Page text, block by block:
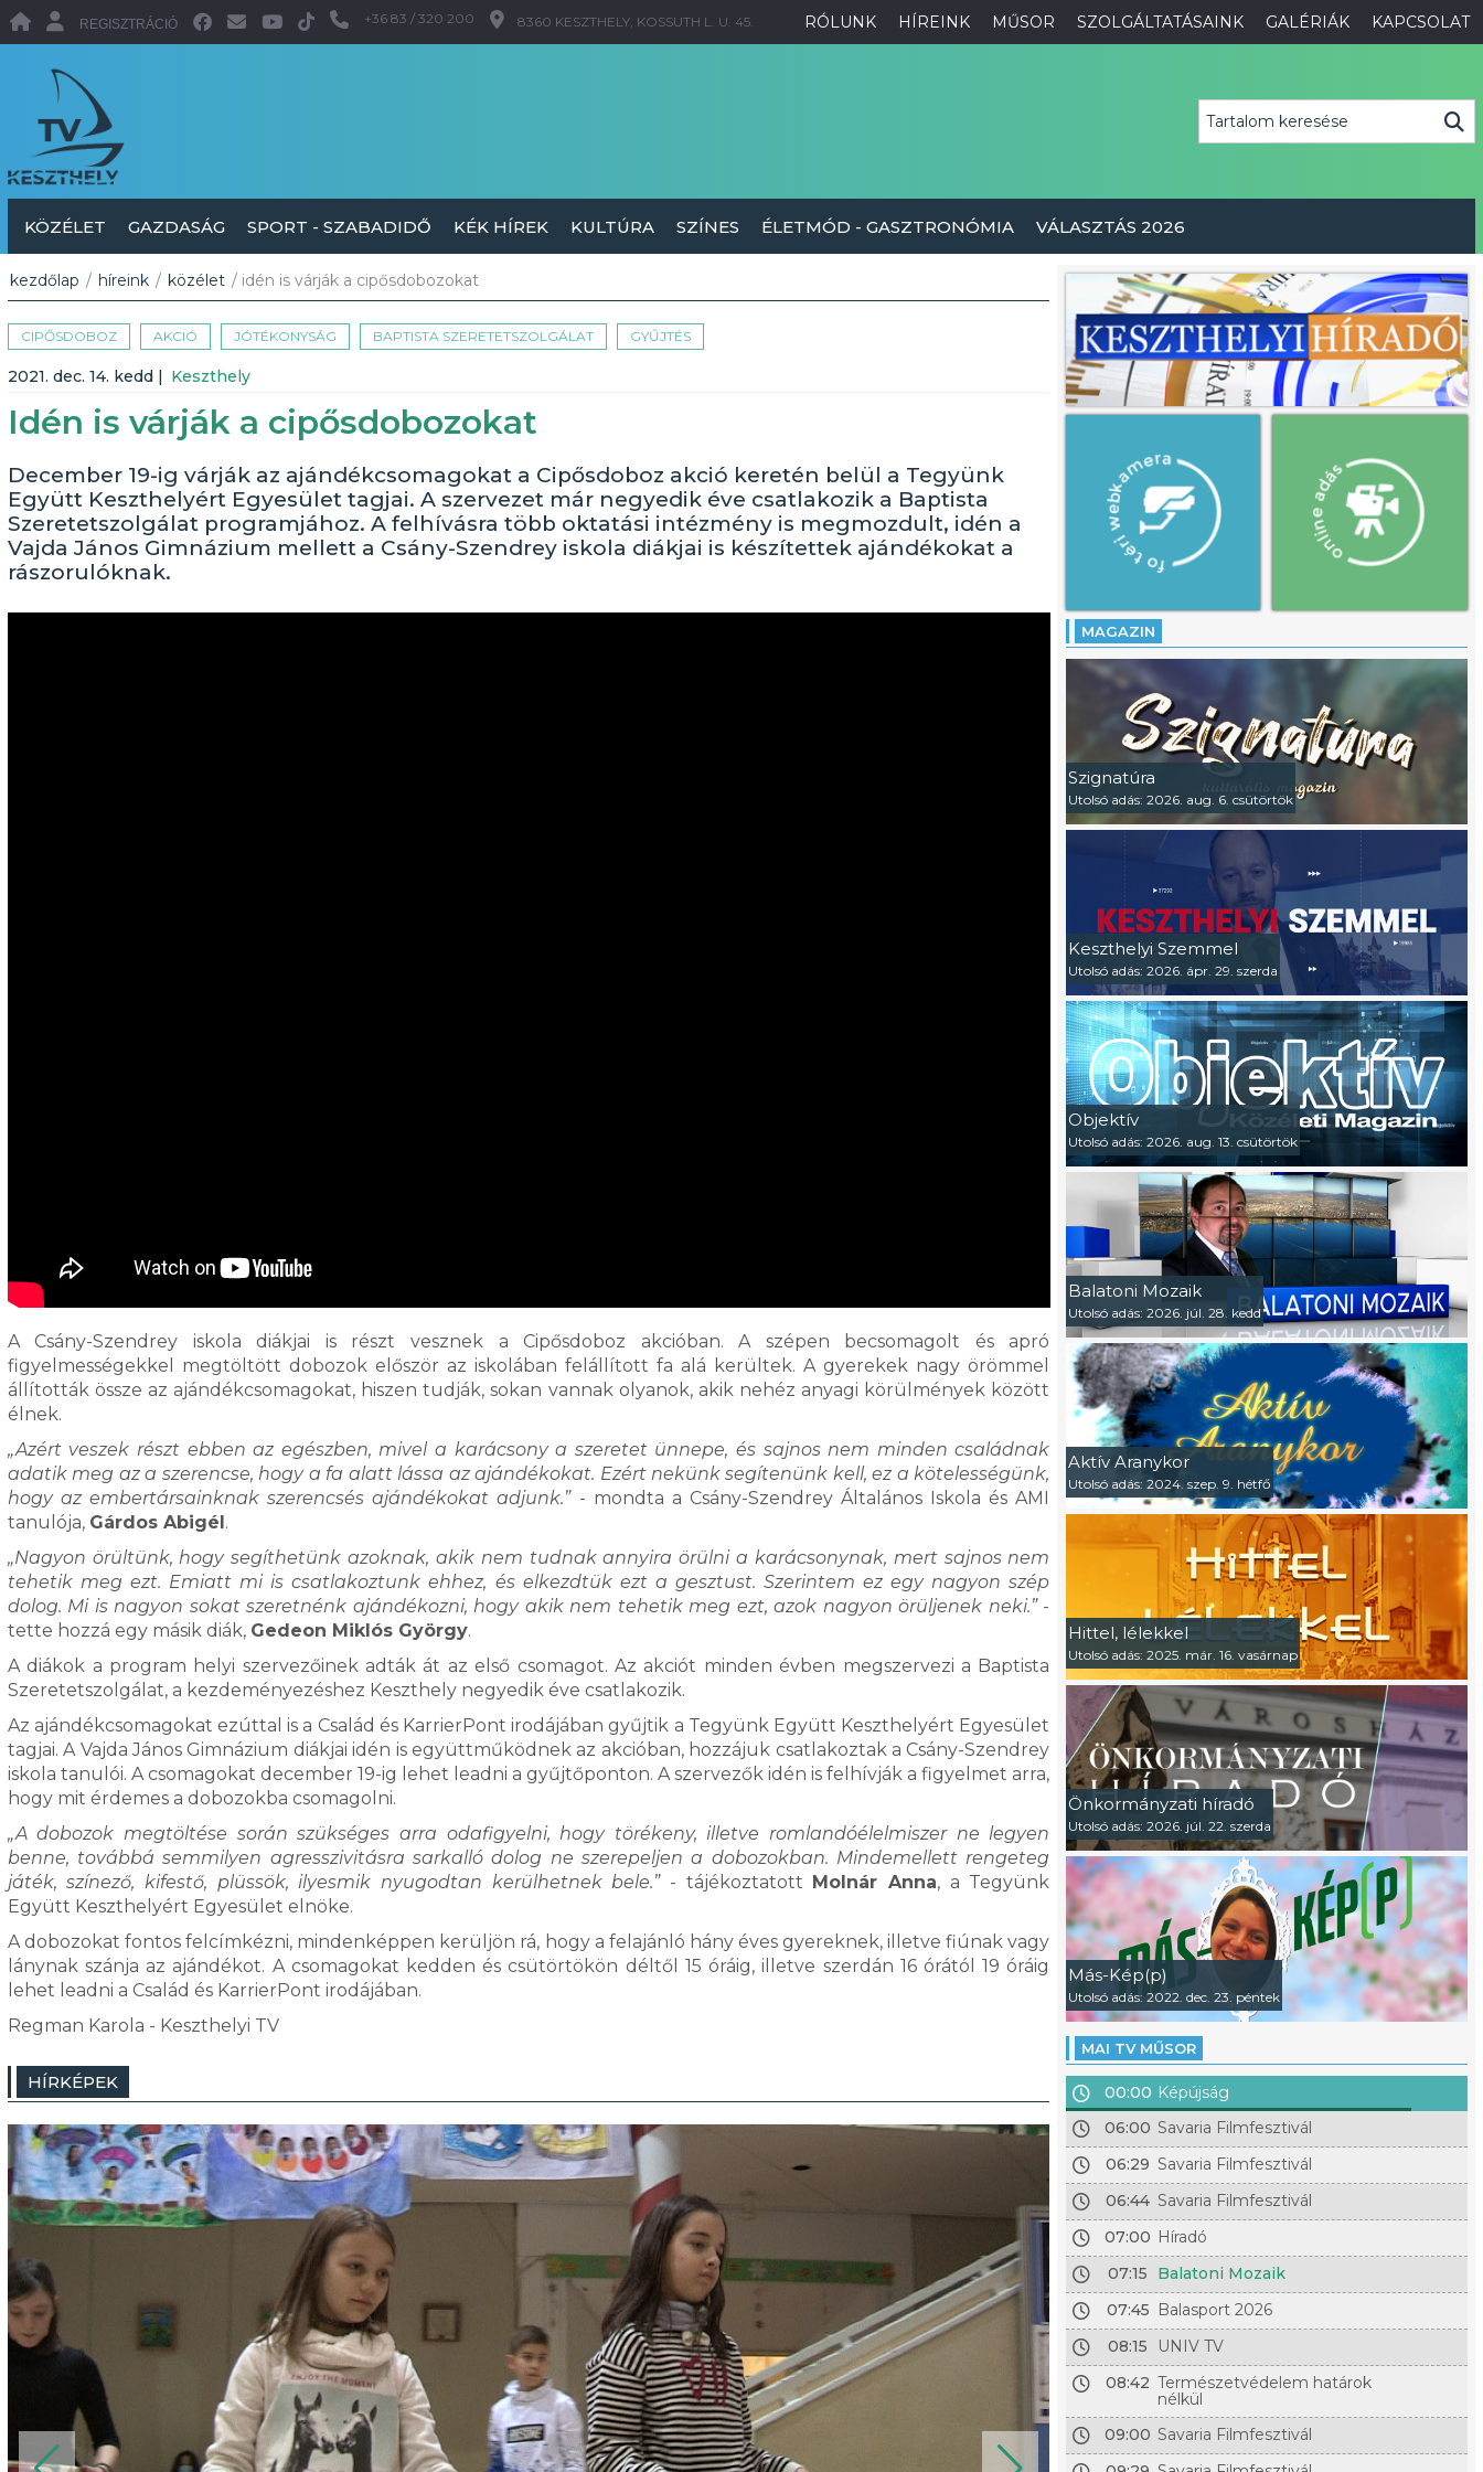
RÓLUNK HÍREINK MŰSOR SZOLGÁLTATÁSAINK GALÉRIÁK KAPCSOLAT
REGISZTRÁCIÓ +36 83 / 320 200 8360 KESZTHELY, KOSSUTH L. U. 45.
KÖZÉLET GAZDASÁG SPORT - SZABADIDŐ KÉK HÍREK KULTÚRA SZÍNES ÉLETMÓD - GASZTRONÓMIA VÁLASZTÁS 2026
kezdőlap / híreink / közélet / idén is várják a cipősdobozokat
CIPŐSDOBOZ AKCIÓ JÓTÉKONYSÁG BAPTISTA SZERETETSZOLGÁLAT GYŰJTÉS
2021. dec. 14. kedd | Keszthely
Idén is várják a cipősdobozokat
December 19-ig várják az ajándékcsomagokat a Cipősdoboz akció keretén belül a Tegyünk
Együtt Keszthelyért Egyesület tagjai. A szervezet már negyedik éve csatlakozik a Baptista
Szeretetszolgálat programjához. A felhívásra több oktatási intézmény is megmozdult, idén a
Vajda János Gimnázium mellett a Csány-Szendrey iskola diákjai is készítettek ajándékokat a
rászorulóknak.
A Csány-Szendrey iskola diákjai is részt vesznek a Cipősdoboz akcióban. A szépen becsomagolt és apró
figyelmességekkel megtöltött dobozok először az iskolában felállított fa alá kerültek. A gyerekek nagy örömmel
állították össze az ajándékcsomagokat, hiszen tudják, sokan vannak olyanok, akik nehéz anyagi körülmények között
élnek.
„Azért veszek részt ebben az egészben, mivel a karácsony a szeretet ünnepe, és sajnos nem minden családnak
adatik meg az a szerencse, hogy a fa alatt lássa az ajándékokat. Ezért nekünk segítenünk kell, ez a kötelességünk,
hogy az embertársainknak szerencsés ajándékokat adjunk.”- mondta a Csány-Szendrey Általános Iskola és AMI
tanulója, Gárdos Abigél.
„Nagyon örültünk, hogy segíthetünk azoknak, akik nem tudnak annyira örülni a karácsonynak, mert sajnos nem
tehetik meg ezt. Emiatt mi is csatlakoztunk ehhez, és elkezdtük ezt a gesztust. Szerintem ez egy nagyon szép
dolog. Mi is nagyon sokat szeretnénk ajándékozni, hogy akik nem tehetik meg ezt, azok nagyon örüljenek neki.”-
tette hozzá egy másik diák, Gedeon Miklós György.
A diákok a program helyi szervezőinek adták át az első csomagot. Az akciót minden évben megszervezi a Baptista
Szeretetszolgálat, a kezdeményezéshez Keszthely negyedik éve csatlakozik.
Az ajándékcsomagokat ezúttal is a Család és KarrierPont irodájában gyűjtik a Tegyünk Együtt Keszthelyért Egyesület
tagjai. A Vajda János Gimnázium diákjai idén is együttműködnek az akcióban, hozzájuk csatlakoztak a Csány-Szendrey
iskola tanulói. A csomagokat december 19-ig lehet leadni a gyűjtőponton. A szervezők idén is felhívják a figyelmet arra,
hogy mit érdemes a dobozokba csomagolni.
„A dobozok megtöltése során szükséges arra odafigyelni, hogy törékeny, illetve romlandóélelmiszer ne legyen
benne, továbbá semmilyen agresszivitásra sarkalló dolog ne szerepeljen a dobozokban. Mindemellett rengeteg
játék, színező, kifestő, plüssök, ilyesmik nyugodtan kerülhetnek bele.”- tájékoztatott Molnár Anna, a Tegyünk
Együtt Keszthelyért Egyesület elnöke.
A dobozokat fontos felcímkézni, mindenképpen kerüljön rá, hogy a felajánló hány éves gyereknek, illetve fiúnak vagy
lánynak szánja az ajándékot. A csomagokat kedden és csütörtökön déltől 15 óráig, illetve szerdán 16 órától 19 óráig
lehet leadni a Család és KarrierPont irodájában.
Regman Karola - Keszthelyi TV
HÍRKÉPEK
MAGAZIN
Szignatúra
Utolsó adás: 2026. aug. 6. csütörtök
Keszthelyi Szemmel
Utolsó adás: 2026. ápr. 29. szerda
Objektív
Utolsó adás: 2026. aug. 13. csütörtök
Balatoni Mozaik
Utolsó adás: 2026. júl. 28. kedd
Aktív Aranykor
Utolsó adás: 2024. szep. 9. hétfő
Hittel, lélekkel
Utolsó adás: 2025. már. 16. vasárnap
Önkormányzati híradó
Utolsó adás: 2026. júl. 22. szerda
Más-Kép(p)
Utolsó adás: 2022. dec. 23. péntek
MAI TV MŰSOR
00:00 Képújság
06:00 Savaria Filmfesztivál
06:29 Savaria Filmfesztivál
06:44 Savaria Filmfesztivál
07:00 Híradó
07:15
Balatoni Mozaik
07:45 Balasport 2026
08:15
UNIV TV
08:42 Természetvédelem határok
nélkül
09:00 Savaria Filmfesztivál